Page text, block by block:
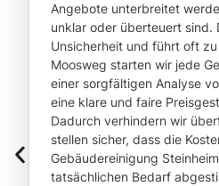
Angebote unterbreitet
unklar oder überteuert sind.
Unsicherheit und führt oft
Moosweg starten wir jede
einer sorgfältigen Analyse
eine klare und faire
Dadurch verhindern wir
stellen sicher, dass die
Gebäudereinigung
tatsächlichen Bedarf